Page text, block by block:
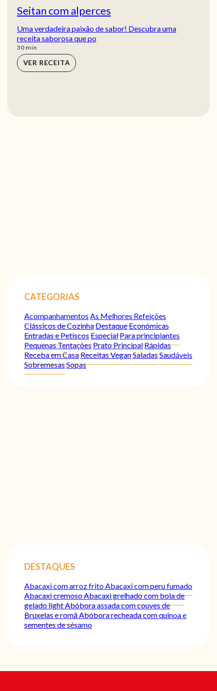
Seitan com alperces
Uma verdadeira paixão de sabor! Descubra uma
receita saborosa que po
30min
min
VER RECEITA
CATEGORIAS
Acompanhamentos As Melhores Refeições
Clássicos de CozinhaDestaqueEconómicas
Entradas e PetiscosEspecialPara principiantes
Pequenas TentaçõesPrato PrincipalRápidas
Receba em CasaReceitas VeganSaladasSaudáveis
SobremesasSopas
DESTAQUES
Abacaxi com arroz fritoAbacaxi com peru fumado
Abacaxi cremosoAbacaxi grelhado com bola de
gelado lightAbóbora assada com couves de
Bruxelas e romãAbóbora recheada com quinoa e
sementes de sésamo